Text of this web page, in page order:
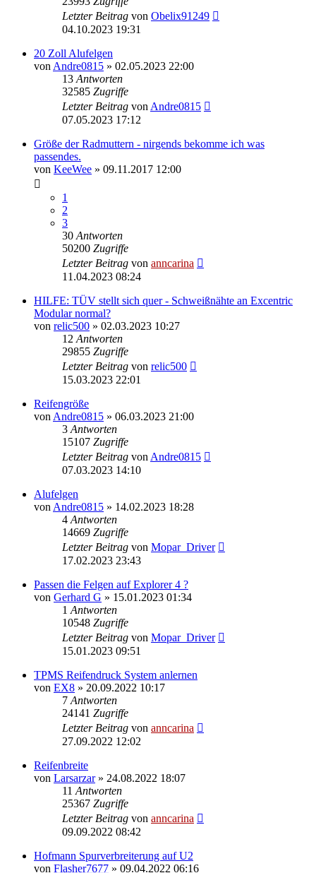
Letzter Beitrag von Obelix91249
04.10.2023 19:31
20 Zoll Alufelgen
von Andre0815 » 02.05.2023 22:00
13 Antworten
32585 Zugriffe
Letzter Beitrag von Andre0815
07.05.2023 17:12
Größe der Radmuttern - nirgends bekomme ich was
passendes.
von KeeWee » 09.11.2017 12:00
1
2
3
30 Antworten
50200 Zugriffe
Letzter Beitrag von anncarina
11.04.2023 08:24
HILFE: TÜV stellt sich quer - Schweißnähte an Excentric
Modular normal?
von relic500 » 02.03.2023 10:27
12 Antworten
29855 Zugriffe
Letzter Beitrag von relic500
15.03.2023 22:01
Reifengröße
von Andre0815 » 06.03.2023 21:00
3 Antworten
15107 Zugriffe
Letzter Beitrag von Andre0815
07.03.2023 14:10
Alufelgen
von Andre0815 » 14.02.2023 18:28
4 Antworten
14669 Zugriffe
Letzter Beitrag von Mopar_Driver
17.02.2023 23:43
Passen die Felgen auf Explorer 4 ?
von Gerhard G » 15.01.2023 01:34
1 Antworten
10548 Zugriffe
Letzter Beitrag von Mopar_Driver
15.01.2023 09:51
TPMS Reifendruck System anlernen
von EX8 » 20.09.2022 10:17
7 Antworten
24141 Zugriffe
Letzter Beitrag von anncarina
27.09.2022 12:02
Reifenbreite
von Larsarzar» 24.08.2022 18:07
11 Antworten
25367 Zugriffe
Letzter Beitrag von anncarina
09.09.2022 08:42
Hofmann Spurverbreiterung auf U2
von Flasher7677 » 09.04.2022 06:16